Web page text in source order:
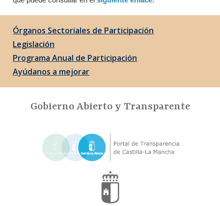
Órganos Sectoriales de Participación
Legislación
Programa Anual de Participación
Ayúdanos a mejorar
Gobierno Abierto y Transparente